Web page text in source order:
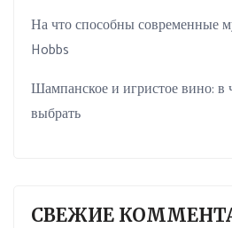
На что способны современные
Hobbs
Шампанское и игристое вино: в
выбрать
СВЕЖИЕ